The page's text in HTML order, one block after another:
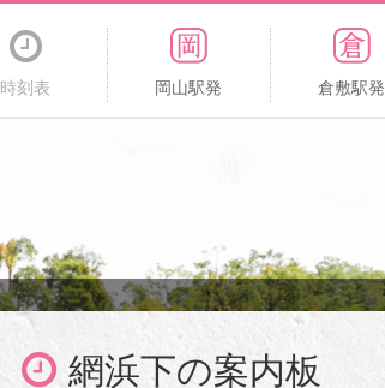
時刻表 岡山駅発 倉敷駅発
網浜下の案内板